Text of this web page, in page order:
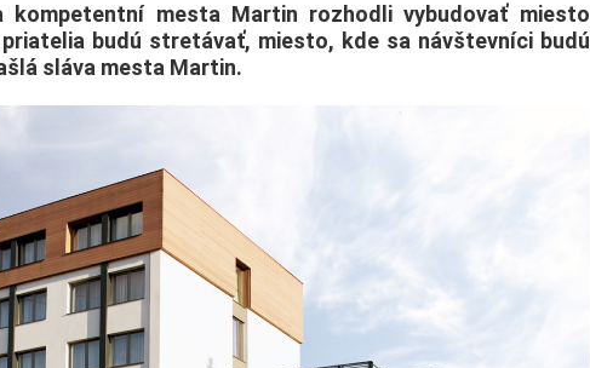
mesta Martin rozhodli vybudovať miesto
budú stretávať, miesto, kde sa návštevníci budú
sláva mesta Martin.